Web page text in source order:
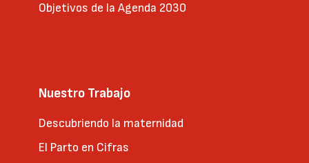
Objetivos de la Agenda 2030
Nuestro Trabajo
Descubriendo la maternidad
El Parto en Cifras